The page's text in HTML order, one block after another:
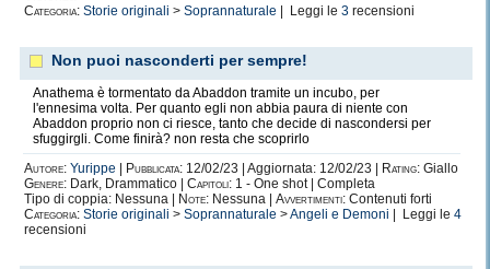
Categoria: Storie originali > Soprannaturale | Leggi le 3 recensioni
Non puoi nasconderti per sempre!
Anathema è tormentato da Abaddon tramite un incubo, per
l'ennesima volta. Per quanto egli non abbia paura di niente con
Abaddon proprio non ci riesce, tanto che decide di nascondersi per
sfuggirgli. Come finirà? non resta che scoprirlo
Autore: Yurippe Pubblicata: 12/02/23 | Aggiornata: 12/02/23 | Rating: Giallo
Genere: Dark, Drammatico | Capitoli: 1 - One shot | Completa
Tipo di coppia: Nessuna |
Note: Nessuna | Avvertimenti: Contenuti forti
Categoria: Storie originali > Soprannaturale >Angeli e Demoni | Leggi le 4
recensioni